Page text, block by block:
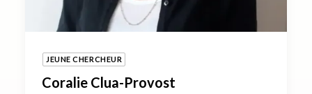
JEUNE CHERCHEUR
Coralie Clua-Provost